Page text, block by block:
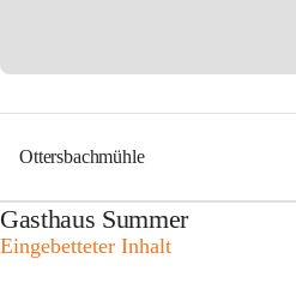
Ottersbachmühle
Gasthaus Summer
Eingebetteter Inhalt